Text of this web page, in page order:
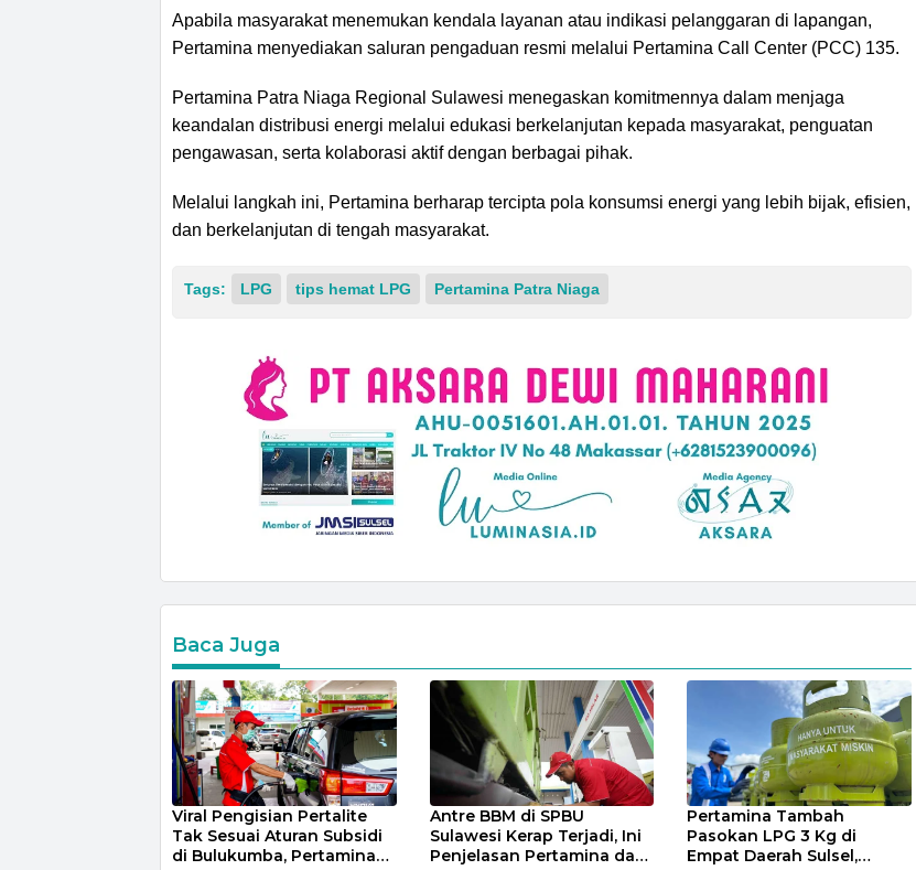
Apabila masyarakat menemukan kendala layanan atau indikasi pelanggaran di lapangan,
Pertamina menyediakan saluran pengaduan resmi melalui Pertamina Call Center (PCC) 135.
Pertamina Patra Niaga Regional Sulawesi menegaskan komitmennya dalam menjaga
keandalan distribusi energi melalui edukasi berkelanjutan kepada masyarakat, penguatan
pengawasan, serta kolaborasi aktif dengan berbagai pihak.
Melalui langkah ini, Pertamina berharap tercipta pola konsumsi energi yang lebih bijak, efisien,
dan berkelanjutan di tengah masyarakat.
Tags: LPG tips hemat LPG Pertamina Patra Niaga
Baca Juga
Viral Pengisian Pertalite
Tak Sesuai Aturan Subsidi
di Bulukumba, Pertamina
Antre BBM di SPBU
Sulawesi Kerap Terjadi, Ini
Penjelasan Pertamina dan
Pertamina Tambah
Pasokan LPG 3 Kg di
Empat Daerah Sulsel,